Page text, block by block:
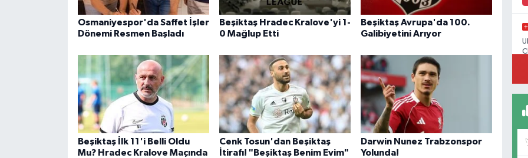
Osmaniyespor'da Saffet İşler
Dönemi Resmen Başladı
Beşiktaş Hradec Kralove'yi 1-
0 Mağlup Etti
Beşiktaş Avrupa'da 100.
Galibiyetini Arıyor
Beşiktaş İlk 11'i Belli Oldu
Mu? Hradec Kralove Maçında
Cenk Tosun'dan Beşiktaş
İtirafı! "Beşiktaş Benim Evim"
Darwin Nunez Trabzonspor
Yolunda!